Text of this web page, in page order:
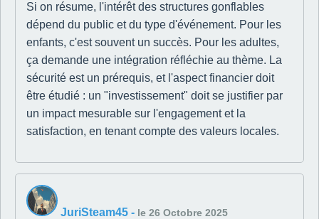
Si on résume, l'intérêt des structures gonflables
dépend du public et du type d'événement. Pour les
enfants, c'est souvent un succès. Pour les adultes,
ça demande une intégration réfléchie au thème. La
sécurité est un prérequis, et l'aspect financier doit
être étudié : un "investissement" doit se justifier par
un impact mesurable sur l'engagement et la
satisfaction, en tenant compte des valeurs locales.
JuriSteam45 - le 26 Octobre 2025